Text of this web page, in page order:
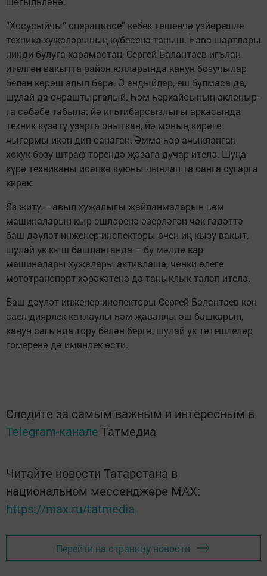
“Хосусыйчы” опера­­ци­я­­­­­­­се” кебек төшенчә үз­­йө­реш­ле
техника ху­җаларының күбесе­нә таныш. Һава шартла­ры
нинди булуга карамастан, Сергей Балантаев игълан
ителгән вакытта район юлларында канун бозучылар
белән көрәш алып бара. Ә андыйлар, еш булмаса да,
шулай да очраштыргалый. Һәм һәркайсының акланыр­
га сәбәбе табыла: йә игътибарсызлыгы аркасында
техник күзәтү узарга оныткан, йә моның кирәге
чыгармы икән дип санаган. Әмма һәр ачыкланган
хокук бозу штраф төрендә җәзага дучар ителә. Шуңа
күрә техниканы исәпкә куюны чынлап та санга сугарга
кирәк.
Яз җитү – авыл хуҗалыгы җайланмаларын һәм
машиналарын кыр эшләренә әзерләгән чак гадәттә
баш дәүләт инженер-инспекторы өчен иң кызу вакыт,
шулай ук кыш башланганда – бу мәлдә кар
машиналары хуҗалары активлаша, чөнки әлеге
мототранспорт хәрәкәтенә дә таныклык таләп ителә.
Баш дәүләт инженер-инс­пекторы Сергей Балантаев көн
саен диярлек катлаулы һәм җаваплы эш башкарып,
канун сагында тору белән бергә, шулай ук тәтешлеләр
гомеренә дә иминлек өсти.
Следите за самым важным и интересным в
Telegram-канале Татмедиа
Читайте новости Татарстана в
национальном мессенджере MАХ:
https://max.ru/tatmedia
Перейти на страницу новости